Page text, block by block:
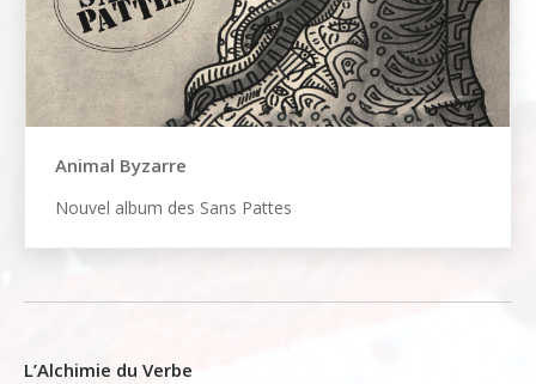
Animal Byzarre
Nouvel album des Sans Pattes
L’Alchimie du Verbe